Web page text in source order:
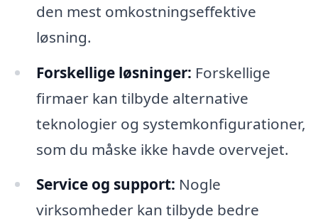
den mest omkostningseffektive
løsning.
Forskellige løsninger: Forskellige
firmaer kan tilbyde alternative
teknologier og systemkonfigurationer,
som du måske ikke havde overvejet.
Service og support: Nogle
virksomheder kan tilbyde bedre